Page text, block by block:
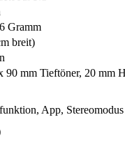
Gramm
breit)
90 mm Tieftöner, 20 mm
App, Stereomodus